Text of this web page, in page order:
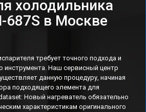
холодильника
687S в Москве
требует точного подхода и
инструмента. Наш сервисный центр
данную процедуру, начиная
подходящего элемента для
Новый нагреватель обязательно
характеристикам оригинального